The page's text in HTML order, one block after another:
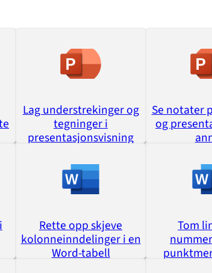
Lag understrekinger og
tegninger i
presentasjonsvisning
Se notater
og
Rette opp skjeve
kolonneinndelinger i en
Word-tabell
Tom